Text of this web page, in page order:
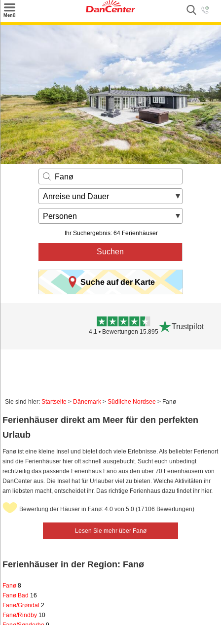
Menü
Angebote
Inspiration
Kontakt
Gut zu wissen
Login
Fanø
Anreise und Dauer
Personen
Ihr Suchergebnis: 64 Ferienhäuser
Suchen
Suche auf der Karte
4,1 • Bewertungen 15.895
Trustpilot
Sie sind hier: Startseite > Dänemark > Südliche Nordsee > Fanø
Ferienhäuser direkt am Meer für den perfekten
Urlaub
Fanø ist eine kleine Insel und bietet doch viele Erlebnisse. Als beliebter Ferienort
sind die Ferienhäuser hier oft schnell ausgebucht. Sucht euch unbedingt
rechtzeitig das passende Ferienhaus Fanö aus den über 70 Ferienhäusern von
DanCenter aus. Die Insel hat für Urlauber viel zu bieten. Welche Aktivitäten ihr
am liebsten macht, entscheidet ihr. Das richtige Ferienhaus dazu findet ihr hier.
Lesen Sie mehr über Fanø
Bewertung der Häuser in Fanø: 4.0 von 5.0 (17106 Bewertungen)
Ferienhäuser in der Region: Fanø
Fanø 8
Fanø Bad 16
Fanø/Grøndal 2
Fanø/Rindby 10